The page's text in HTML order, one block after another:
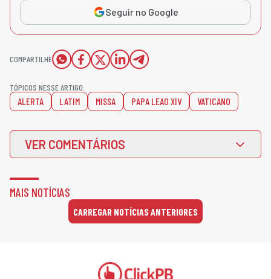
Seguir no Google
COMPARTILHE
TÓPICOS NESSE ARTIGO:
ALERTA LATIM MISSA PAPA LEAO XIV VATICANO
VER COMENTÁRIOS
MAIS NOTÍCIAS
CARREGAR NOTÍCIAS ANTERIORES